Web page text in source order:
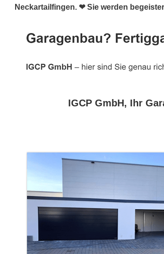
Neckartailfingen. ❤ Sie werden
IGCP GmbH, Ihr